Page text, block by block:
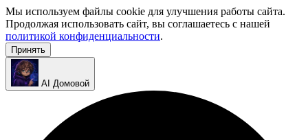
Мы используем файлы cookie для улучшения работы сайта.
Продолжая использовать сайт, вы соглашаетесь с нашей
политикой конфиденциальности.
Принять
AI Домовой